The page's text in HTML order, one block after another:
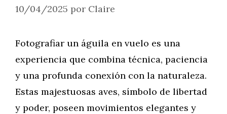
10/04/2025 por Claire
Fotografiar un águila en vuelo es una
experiencia que combina técnica, paciencia
y una profunda conexión con la naturaleza.
Estas majestuosas aves, símbolo de libertad
y poder, poseen movimientos elegantes y